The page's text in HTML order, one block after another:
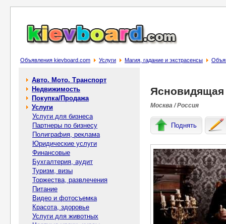
Объявления kievboard.com Услуги Магия, гадание и экстрасенсы
Авто. Мото. Транспорт
Недвижимость
Покупка/Продажа
Услуги
Услуги для бизнеса
Партнеры по бизнесу
Полиграфия, реклама
Юридические услуги
Финансовые
Бухгалтерия, аудит
Туризм, визы
Торжества, развлечения
Питание
Видео и фотосъемка
Красота, здоровье
Услуги для животных
Ясновидящая
Москва / Россия
Поднять